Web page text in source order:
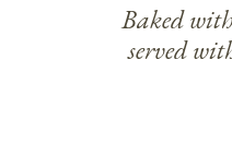
Baked
served